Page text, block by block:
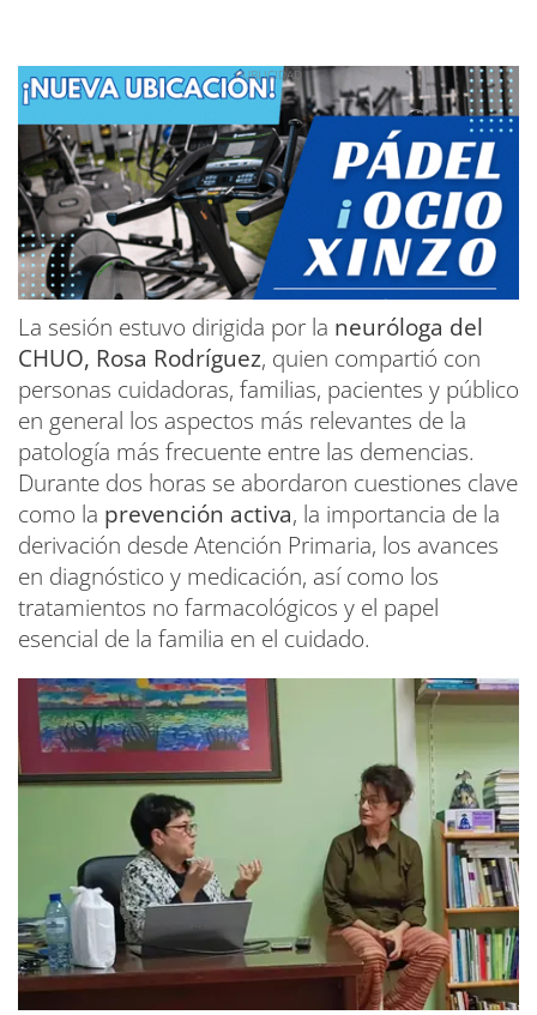
La sesión estuvo dirigida por la neuróloga del
CHUO, Rosa Rodríguez, quien compartió con
personas cuidadoras, familias, pacientes y público
en general los aspectos más relevantes de la
patología más frecuente entre las demencias.
Durante dos horas se abordaron cuestiones clave
como la prevención activa, la importancia de la
derivación desde Atención Primaria, los avances
en diagnóstico y medicación, así como los
tratamientos no farmacológicos y el papel
esencial de la familia en el cuidado.